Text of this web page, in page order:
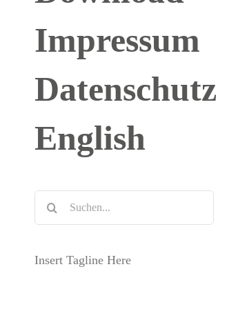
Impressum
Datenschutz
English
Insert Tagline Here